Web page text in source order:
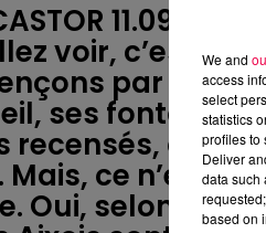
voir, c’est
par Aix-
ses fontaines
recensés,
Mais, ce n’est
Oui, selon un
We and
access
select
statistics
profiles to
Deliver
data such
based on